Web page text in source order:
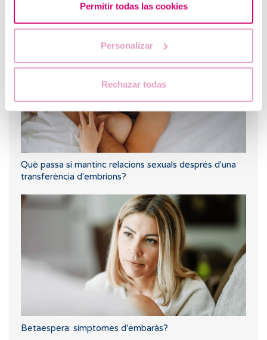
Permitir todas las cookies
Personalizar
Rechazar todas
Primera ecografia després d'una FIV o ovodonació
Què passa si mantinc relacions sexuals després d'una
transferència d'embrions?
Betaespera: símptomes d'embaràs?